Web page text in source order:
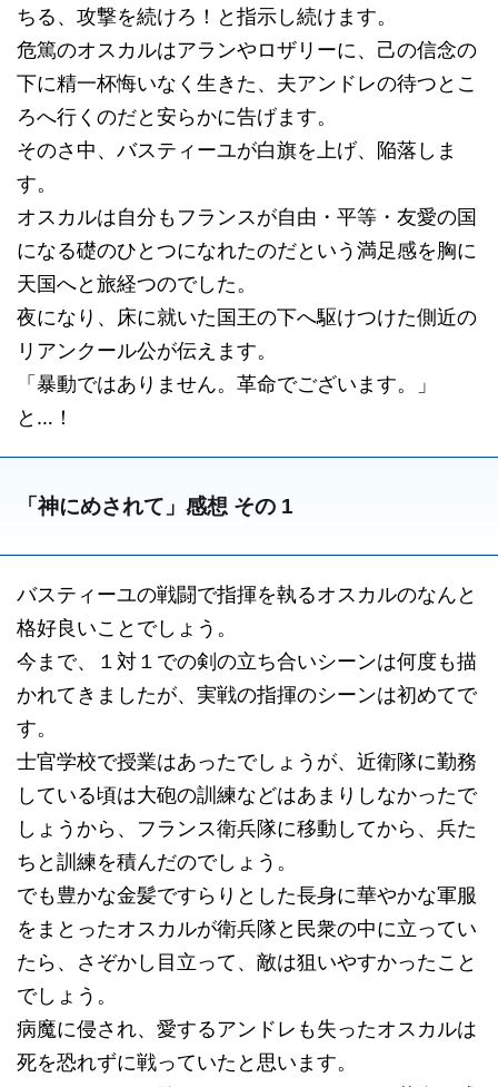
ちる、攻撃を続けろ！と指示し続けます。
危篤のオスカルはアランやロザリーに、己の信念の
下に精一杯悔いなく生きた、夫アンドレの待つとこ
ろへ行くのだと安らかに告げます。
そのさ中、バスティーユが白旗を上げ、陥落しま
す。
オスカルは自分もフランスが自由・平等・友愛の国
になる礎のひとつになれたのだという満足感を胸に
天国へと旅経つのでした。
夜になり、床に就いた国王の下へ駆けつけた側近の
リアンクール公が伝えます。
「暴動ではありません。革命でございます。」
と…！
「神にめされて」感想 その 1
バスティーユの戦闘で指揮を執るオスカルのなんと
格好良いことでしょう。
今まで、１対１での剣の立ち合いシーンは何度も描
かれてきましたが、実戦の指揮のシーンは初めてで
す。
士官学校で授業はあったでしょうが、近衛隊に勤務
している頃は大砲の訓練などはあまりしなかったで
しょうから、フランス衛兵隊に移動してから、兵た
ちと訓練を積んだのでしょう。
でも豊かな金髪ですらりとした長身に華やかな軍服
をまとったオスカルが衛兵隊と民衆の中に立ってい
たら、さぞかし目立って、敵は狙いやすかったこと
でしょう。
病魔に侵され、愛するアンドレも失ったオスカルは
死を恐れずに戦っていたと思います。